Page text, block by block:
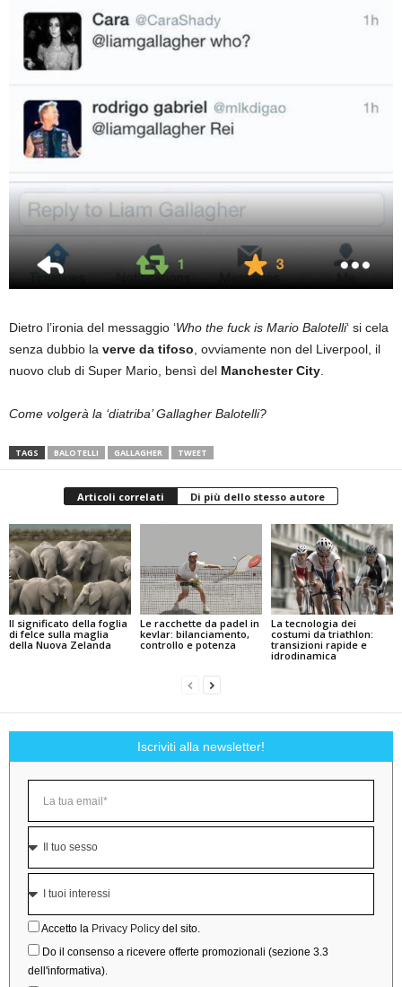
Dietro l’ironia del messaggio ‘Who the fuck is Mario Balotelli‘ si cela
senza dubbio la verve da tifoso , ovviamente non del Liverpool, il
nuovo club di Super Mario, bensì del Manchester City
Come volgerà la ‘diatriba’ Gallagher Balotelli?
TAGS BALOTELLI GALLAGHER TWEET
Articoli correlati Di più dello stesso autore
Il significato della foglia
di felce sulla maglia
della Nuova Zelanda
Le racchette da padel in
kevlar: bilanciamento,
controllo e potenza
La tecnologia dei
costumi da triathlon:
transizioni rapide e
idrodinamica
Iscriviti alla newsletter!
Accetto la Privacy Policy del sito.
Do il consenso a ricevere offerte promozionali (sezione 3.3
dell'informativa).